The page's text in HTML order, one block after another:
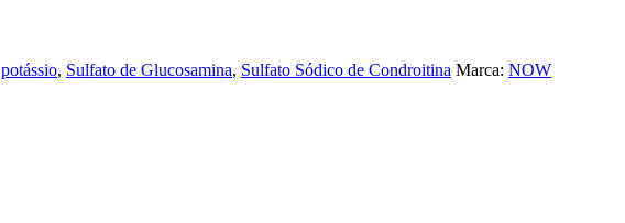
potássio, Sulfato de Glucosamina, Sulfato Sódico de Condroitina Marca: NOW